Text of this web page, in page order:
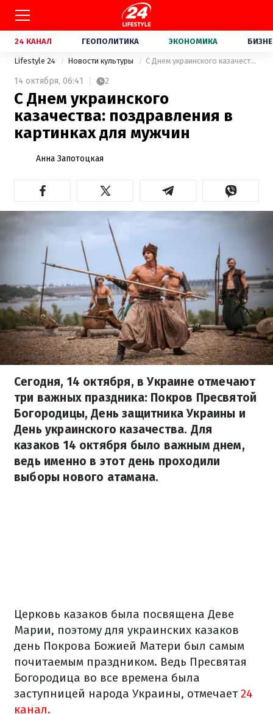
24 КАНАЛ ГЕОПОЛИТИКА ЭКОНОМИКА
Lifestyle 24 Новости культуры С Днем украинского казачества: поздравления в картинках для мужчин
14 октября, 06:41 2
С Днем украинского
казачества: поздравления в
картинках для мужчин
Анна Запотоцкая
Сегодня, 14 октября, в Украине отмечают
три важных праздника: Покров Пресвятой
Богородицы, День защитника Украины и
День украинского казачества. Для
казаков 14 октября было важным днем,
ведь именно в этот день проходили
выборы нового атамана.
Церковь казаков была посвящена Деве
Марии, поэтому для украинских казаков
день Покрова Божией Матери был самым
почитаемым праздником. Ведь Пресвятая
Богородица во все времена была
заступницей народа Украины, отмечает24
канал.